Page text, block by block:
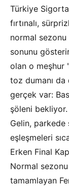
Türkiye
fırtınalı,
normal sezonu
sonunu
olan o meşhur
toz dumanı da
gerçek var:
şöleni bekliyor.
Gelin,
eşleşmeleri
Erken Final
Normal
tamamlayan